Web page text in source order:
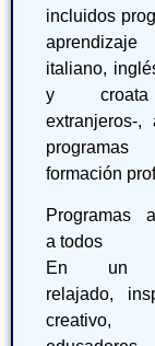
incluidos
italiano,
y
extranjeros-,
formación
Programas
a todos
En un
relajado,
creativo,